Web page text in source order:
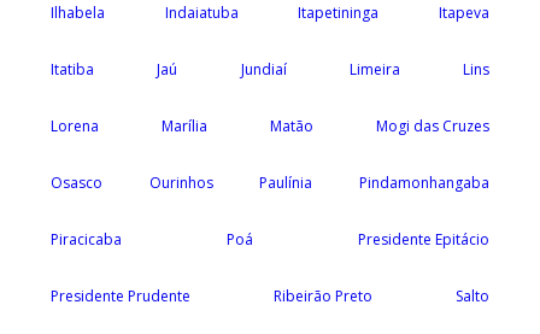
Ilhabela Indaiatuba Itapetininga Itapeva
Itatiba Jaú Jundiaí Limeira Lins
Lorena Marília Matão Mogi das Cruzes
Osasco Ourinhos Paulínia Pindamonhangaba
Piracicaba Poá Presidente Epitácio
Presidente Prudente Ribeirão Preto Salto